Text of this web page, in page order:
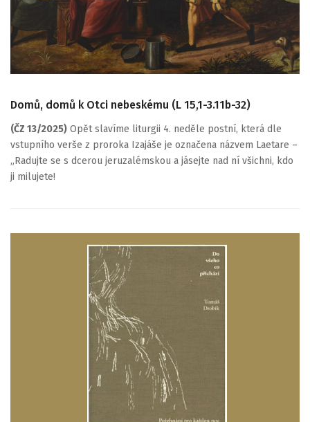
Domů, domů k Otci nebeskému (L 15,1-3.11b-32)
(ČZ 13/2025) Opět slavíme liturgii 4. neděle postní, která dle
vstupního verše z proroka Izajáše je označena názvem Laetare –
„Radujte se s dcerou jeruzalémskou a jásejte nad ní všichni, kdo
ji milujete!